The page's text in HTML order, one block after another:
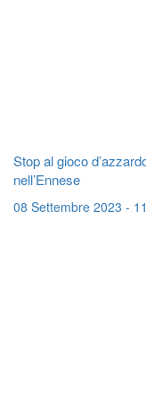
Stop al gioco
nell’Ennese
08 Settembre 2023 -